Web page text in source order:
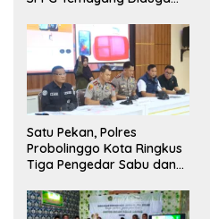
Satu Pekan, Polres
Probolinggo Kota Ringkus
Tiga Pengedar Sabu dan